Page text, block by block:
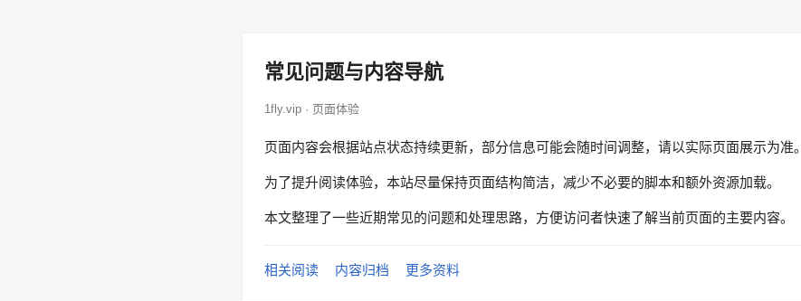
常见问题与内容导航
1fly.vip · 页面体验
页面内容会根据站点状态持续更新，部分信息可能会随时间调整，请以实际页面展示为准。
为了提升阅读体验，本站尽量保持页面结构简洁，减少不必要的脚本和额外资源加载。
本文整理了一些近期常见的问题和处理思路，方便访问者快速了解当前页面的主要内容。
相关阅读 内容归档 更多资料